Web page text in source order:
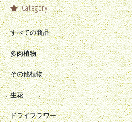
Category
すべての商品
多肉植物
その他植物
生花
ドライフラワー